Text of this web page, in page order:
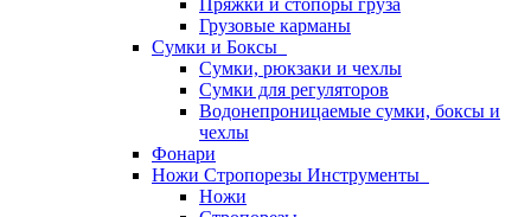
Пряжки и стопоры груза
Грузовые карманы
Сумки и Боксы
Сумки, рюкзаки и чехлы
Сумки для регуляторов
Водонепроницаемые сумки, боксы и
чехлы
Фонари
Ножи Стропорезы Инструменты
Ножи